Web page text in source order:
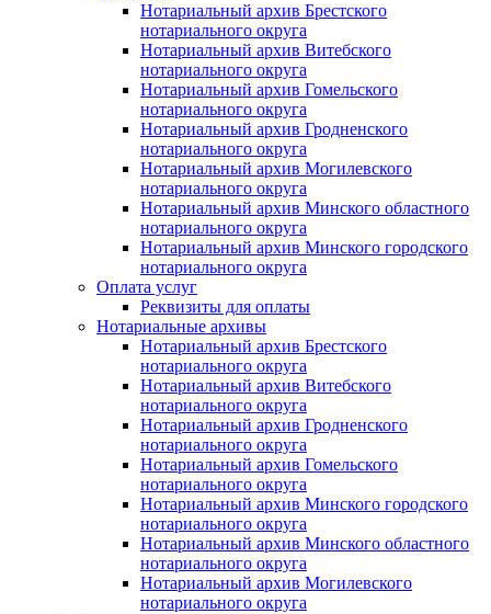
Нотариальный архив Брестского
нотариального округа
Нотариальный архив Витебского
нотариального округа
Нотариальный архив Гомельского
нотариального округа
Нотариальный архив Гродненского
нотариального округа
Нотариальный архив Могилевского
нотариального округа
Нотариальный архив Минского областного
нотариального округа
Нотариальный архив Минского городского
нотариального округа
Оплата услуг
Реквизиты для оплаты
Нотариальные архивы
Нотариальный архив Брестского
нотариального округа
Нотариальный архив Витебского
нотариального округа
Нотариальный архив Гродненского
нотариального округа
Нотариальный архив Гомельского
нотариального округа
Нотариальный архив Минского городского
нотариального округа
Нотариальный архив Минского областного
нотариального округа
Нотариальный архив Могилевского
нотариального округа